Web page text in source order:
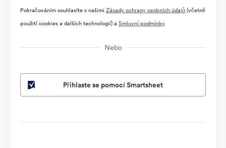
Pokračováním souhlasíte s našimi Zásady ochrany osobních údajů(včetně
použití cookies a dalších technologií) a Smluvní podmínky
Nebo
Přihlaste se pomocí Smartsheet